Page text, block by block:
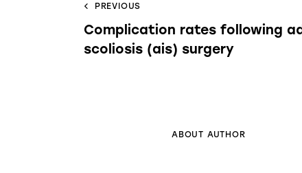
PREVIOUS
Complication rates following
scoliosis (ais) surgery
ABOUT AUTHOR